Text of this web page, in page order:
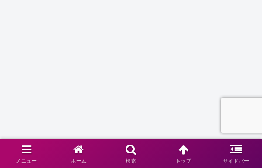
メニュー ホーム 検索 トップ サイドバー